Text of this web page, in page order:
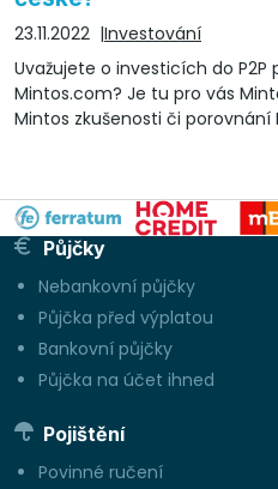
23.11.2022 Investování
Uvažujete o investicích do
Mintos.com? Je tu pro vás
Mintos zkušenosti či porovnání
Půjčky
Nebankovní půjčky
Půjčka před výplatou
Bankovní půjčky
Půjčka na účet ihned
Pojištění
Povinné ručení